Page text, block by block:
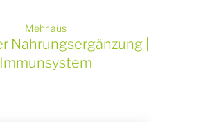
Mehr aus
Nahrungsergänzung |
Immunsystem